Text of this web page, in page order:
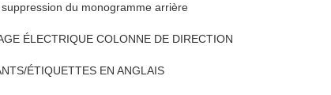
du monogramme arrière
ÉLECTRIQUE COLONNE DE DIRECTION
ÉTIQUETTES EN ANGLAIS